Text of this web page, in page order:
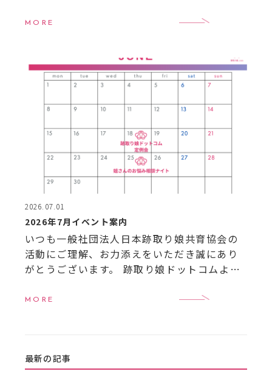
ら次世代を担う女性経営者＝“跡取り娘”たち
MORE
2026.07.01
2026年7月イベント案内
いつも一般社団法人日本跡取り娘共育協会の
活動にご理解、お力添えをいただき誠にあり
がとうございます。 跡取り娘ドットコムより7
覧】
7月16日（木）16:00〜18:00 跡 […]
MORE
最新の記事